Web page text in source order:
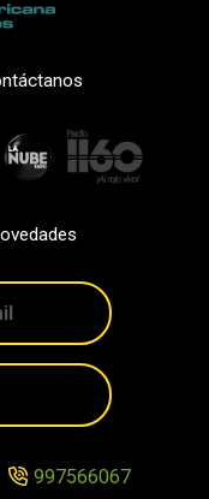
997566067